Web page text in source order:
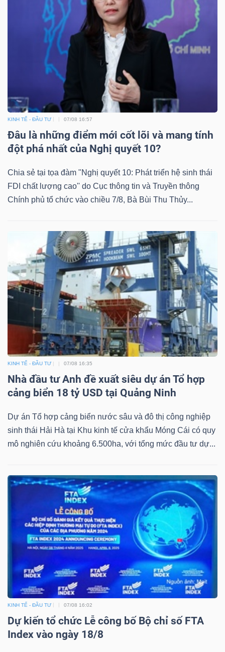
KINH TẾ - ĐẦU TƯ 07/08 16:57
Đâu là những điểm mới cốt lõi và mang tính
đột phá nhất của Nghị quyết 10?
Chia sẻ tại tọa đàm "Nghị quyết 10: Phát triển hệ sinh thái
FDI chất lượng cao'' do Cục thông tin và Truyền thông
Chính phủ tổ chức vào chiều 7/8, Bà Bùi Thu Thủy...
KINH TẾ - ĐẦU TƯ 07/08 16:35
Nhà đầu tư Anh đề xuất siêu dự án Tổ hợp
cảng biển 18 tỷ USD tại Quảng Ninh
Dự án Tổ hợp cảng biển nước sâu và đô thị công nghiệp
sinh thái Hải Hà tại Khu kinh tế cửa khẩu Móng Cái có quy
mô nghiên cứu khoảng 6.500ha, với tổng mức đầu tư dự...
KINH TẾ - ĐẦU TƯ 07/08 16:02
Dự kiến tổ chức Lễ công bố Bộ chỉ số FTA
Index vào ngày 18/8